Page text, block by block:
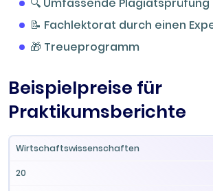
🔍 Umfassende Plagiatsprüfung
📝 Fachlektorat durch einen
🎁 Treueprogramm
Beispielpreise für
Praktikumsberichte
Fachbereich Seitenzahl
Wirtschaftswissenschaften
20